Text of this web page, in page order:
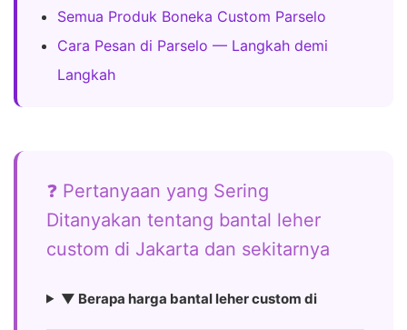
Semua Produk Boneka Custom Parselo
Cara Pesan di Parselo — Langkah demi
Langkah
❓ Pertanyaan yang Sering
Ditanyakan tentang bantal leher
custom di Jakarta dan sekitarnya
▼ Berapa harga bantal leher custom di